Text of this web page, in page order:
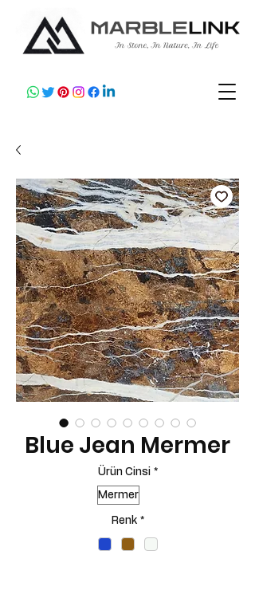
Blue Jean Mermer
Ürün Cinsi *
Mermer
Renk *